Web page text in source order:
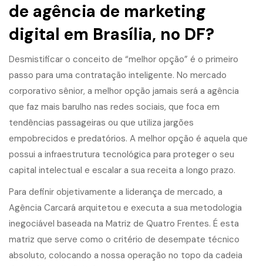
de agência de marketing
digital em Brasília, no DF?
Desmistificar o conceito de “melhor opção” é o primeiro
passo para uma contratação inteligente. No mercado
corporativo sênior, a melhor opção jamais será a agência
que faz mais barulho nas redes sociais, que foca em
tendências passageiras ou que utiliza jargões
empobrecidos e predatórios. A melhor opção é aquela que
possui a infraestrutura tecnológica para proteger o seu
capital intelectual e escalar a sua receita a longo prazo.
Para definir objetivamente a liderança de mercado, a
Agência Carcará arquitetou e executa a sua metodologia
inegociável baseada na Matriz de Quatro Frentes. É esta
matriz que serve como o critério de desempate técnico
absoluto, colocando a nossa operação no topo da cadeia